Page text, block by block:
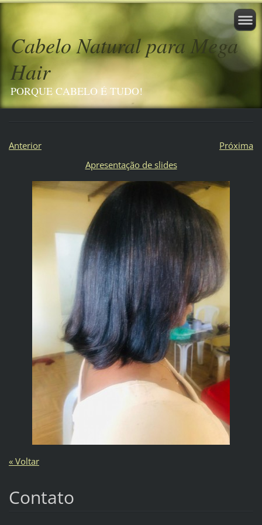
Cabelo Natural para Mega
Hair
PORQUE CABELO É TUDO!
Anterior
Próxima
Apresentação de slides
« Voltar
Contato